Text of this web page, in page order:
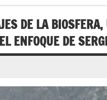
DE LA
ENFOQUE DE